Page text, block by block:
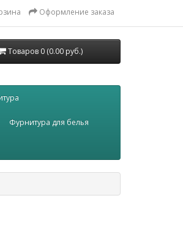
Оформление заказа
Товаров 0 (0.00 руб.)
Фурнитура для белья